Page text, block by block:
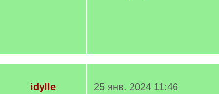
idylle 25 янв. 2024 11:46